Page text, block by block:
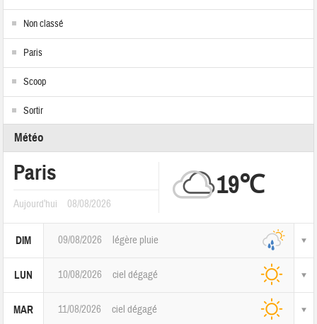
Non classé
Paris
Scoop
Sortir
Météo
Paris
Aujourd'hui 08/08/2026
19℃
DIM 09/08/2026 légère pluie
LUN 10/08/2026 ciel dégagé
MAR 11/08/2026 ciel dégagé